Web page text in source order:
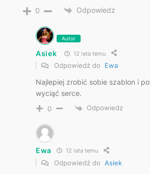
0 Odpowiedz
Autor
Asiek 12 lata temu
Odpowiedź do Ewa
Najlepiej zrobić sobie szablon i
wyciąć serce.
0 Odpowiedz
Ewa 12 lata temu
Odpowiedź do Asiek